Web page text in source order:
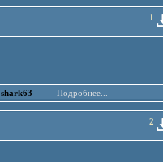
1
shark63 Подробнее...
2